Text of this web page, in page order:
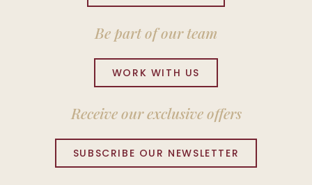
Be part of our team
WORK WITH US
Receive our exclusive offers
SUBSCRIBE OUR NEWSLETTER